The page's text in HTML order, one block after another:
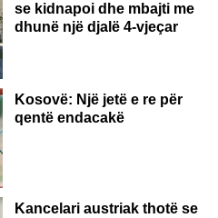
se kidnapoi dhe mbajti me
dhunë një djalë 4-vjeçar
Kosovë: Një jetë e re për
qentë endacakë
Kancelari austriak thotë se